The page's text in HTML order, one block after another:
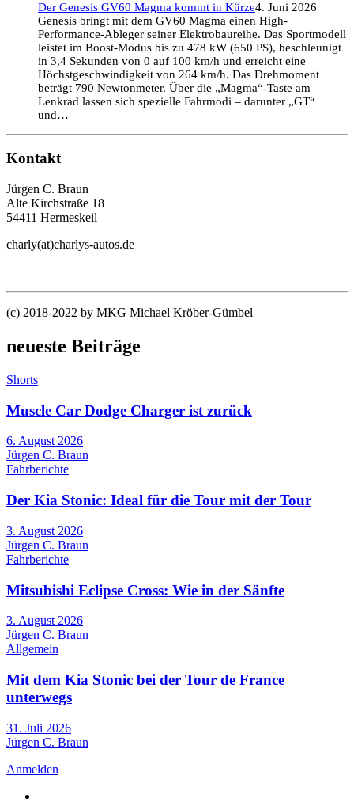
Der Genesis GV60 Magma kommt in Kürze4. Juni 2026
Genesis bringt mit dem GV60 Magma einen High-
Performance-Ableger seiner Elektrobaureihe. Das Sportmodell
leistet im Boost-Modus bis zu 478 kW (650 PS), beschleunigt
in 3,4 Sekunden von 0 auf 100 km/h und erreicht eine
Höchstgeschwindigkeit von 264 km/h. Das Drehmoment
beträgt 790 Newtonmeter. Über die „Magma“-Taste am
Lenkrad lassen sich spezielle Fahrmodi – darunter „GT“
und…
Kontakt
Jürgen C. Braun
Alte Kirchstraße 18
54411 Hermeskeil
charly(at)charlys-autos.de
(c) 2018-2022 by MKG Michael Kröber-Gümbel
neueste Beiträge
Shorts
Muscle Car Dodge Charger ist zurück
6. August 2026
Jürgen C. Braun
Fahrberichte
Der Kia Stonic: Ideal für die Tour mit der Tour
3. August 2026
Jürgen C. Braun
Fahrberichte
Mitsubishi Eclipse Cross: Wie in der Sänfte
3. August 2026
Jürgen C. Braun
Allgemein
Mit dem Kia Stonic bei der Tour de France
unterwegs
31. Juli 2026
Jürgen C. Braun
Anmelden